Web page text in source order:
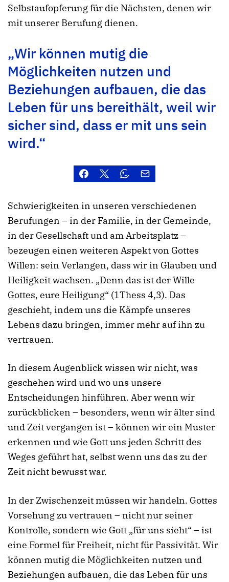
Selbstaufopferung für die Nächsten, denen wir
mit unserer Berufung dienen.
„Wir können mutig die
Möglichkeiten nutzen und
Beziehungen aufbauen, die das
Leben für uns bereithält, weil wir
sicher sind, dass er mit uns sein
wird.“
Schwierigkeiten in unseren verschiedenen
Berufungen – in der Familie, in der Gemeinde,
in der Gesellschaft und am Arbeitsplatz –
bezeugen einen weiteren Aspekt von Gottes
Willen: sein Verlangen, dass wir in Glauben und
Heiligkeit wachsen. „Denn das ist der Wille
Gottes, eure Heiligung“ (1Thess 4,3). Das
geschieht, indem uns die Kämpfe unseres
Lebens dazu bringen, immer mehr auf ihn zu
vertrauen.
In diesem Augenblick wissen wir nicht, was
geschehen wird und wo uns unsere
Entscheidungen hinführen. Aber wenn wir
zurückblicken – besonders, wenn wir älter sind
und Zeit vergangen ist – können wir ein Muster
erkennen und wie Gott uns jeden Schritt des
Weges geführt hat, selbst wenn uns das zu der
Zeit nicht bewusst war.
In der Zwischenzeit müssen wir handeln. Gottes
Vorsehung zu vertrauen – nicht nur seiner
Kontrolle, sondern wie Gott „für uns sieht“ – ist
eine Formel für Freiheit, nicht für Passivität. Wir
können mutig die Möglichkeiten nutzen und
Beziehungen aufbauen, die das Leben für uns